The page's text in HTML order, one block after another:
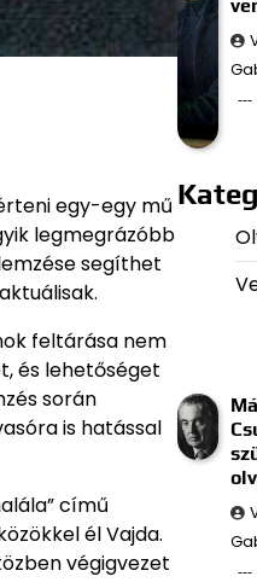
egy-egy mű
legmegrázóbb
segíthet
feltárása nem
és lehetőséget
során
is hatással
című
él Vajda.
végigvezet